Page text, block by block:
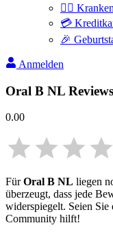
👩‍⚕️
💳
🎉
Anmelden
Oral B NL Reviews
0.00
FürOral B NL liegen
überzeugt, dass jede
widerspiegelt. Seien
Community hilft!